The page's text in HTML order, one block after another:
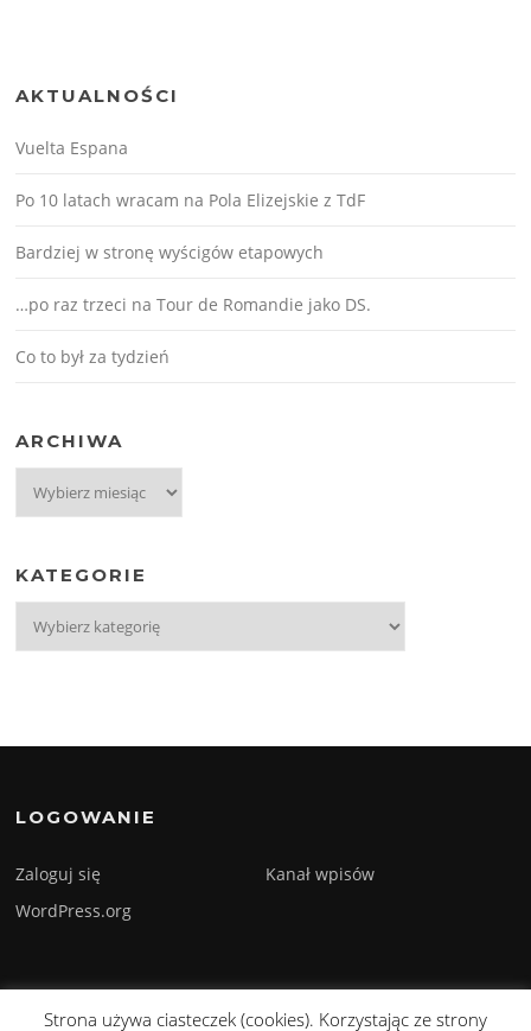
AKTUALNOŚCI
Vuelta Espana
Po 10 latach wracam na Pola Elizejskie z TdF
Bardziej w stronę wyścigów etapowych
…po raz trzeci na Tour de Romandie jako DS.
Co to był za tydzień
ARCHIWA
KATEGORIE
LOGOWANIE
Zaloguj się
Kanał wpisów
WordPress.org
Strona używa ciasteczek (cookies). Korzystając ze strony